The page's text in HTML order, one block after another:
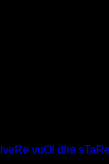
vuOl dIre